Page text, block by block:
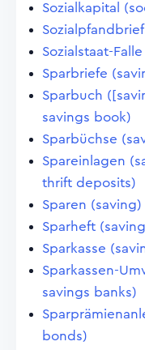
Sozialkapital
Sozialstaat-
Sparbriefe
Sparbuch
savings book)
Sparbüchse
Spareinlagen
thrift deposits)
Sparen (saving)
Sparheft
Sparkasse
Sparkassen-
savings banks)
bonds)